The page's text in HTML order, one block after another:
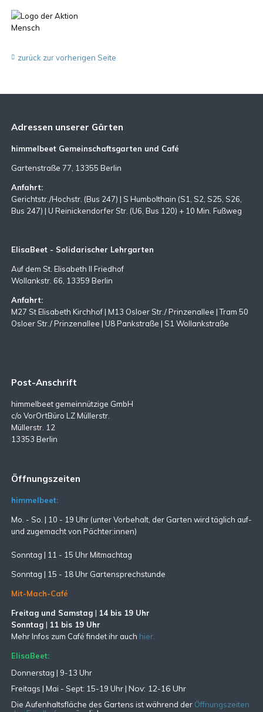
zurück zur vorherigen Seite
Adressen unserer Gärten
himmelbeet Gemeinschaftsgarten und Café
Gartenstraße 77, 13355 Berlin
Anfahrt:
Gerichtstr./Hochstr. (Bus 247) | S Humbolthain (S1, S2, S25, S26,
Bus 247) | U Reinickendorfer Str. (U6, Bus 120) + 10 Min. Fußweg
ElisaBeet - Solidarischer Lehrgarten
Auf dem St. Elisabeth II Friedhof
Wollankstr. 66, 13359 Berlin
Anfahrt:
M27 St Elisabeth Kirchhof | M13 Osloer Str./ Prinzenallee | Tram 50
Osloer Str./ Prinzenallee | U8 Pankstraße | S1 Wollankstraße
Post-Anschrift
himmelbeet gemeinnützige GmbH
c/o VorOrtBüro LZ Müllerstr.
Müllerstr. 12
13353 Berlin
Öffnungszeiten
himmelbeet:
Mo. - So. | 10 - 19 Uhr (unter Vorbehalt, der Garten wird täglich auf-
und zugemachtvon Pächter:innen)
Sonntag | 11 - 15 Uhr Mitmachtag
Sonntag | 15 - 18 Uhr Gartensprechstunde
Mit-Mach-Café
Freitag und Samstag | 14 bis 19 Uhr
Sonntag | 11 bis 19 Uhr
Mehr Infos zum Café findet ihr auch hier.
ElisaBeet:
Donnerstag | 9-13 Uhr
Freitags | Mai - Sept: 15-19 Uhr | Nov: 12-16 Uhr
Die Aufenhaltsfläche des Gartens ist während derÖffnungszeiten